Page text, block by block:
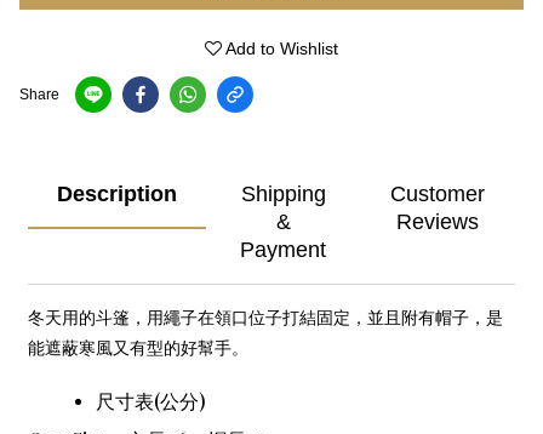
Add to Wishlist
Share
Description
Shipping
&
Payment
Customer
Reviews
冬天用的斗篷，用繩子在領口位子打結固定，並且附有帽子，是
能遮蔽寒風又有型的好幫手。
尺寸表(公分)